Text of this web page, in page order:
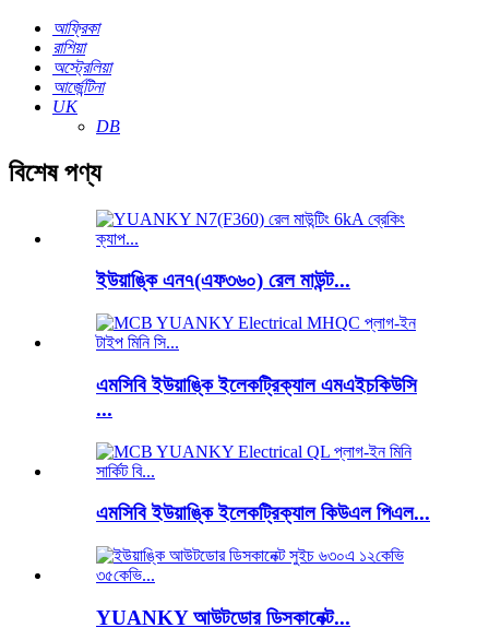
আফ্রিকা
রাশিয়া
অস্ট্রেলিয়া
আর্জেন্টিনা
UK
DB
বিশেষ পণ্য
ইউয়াঙ্কি এন৭(এফ৩৬০) রেল মাউন্ট...
এমসিবি ইউয়াঙ্কি ইলেকট্রিক্যাল এমএইচকিউসি
...
এমসিবি ইউয়াঙ্কি ইলেকট্রিক্যাল কিউএল পিএল...
YUANKY আউটডোর ডিসকানেক্ট...